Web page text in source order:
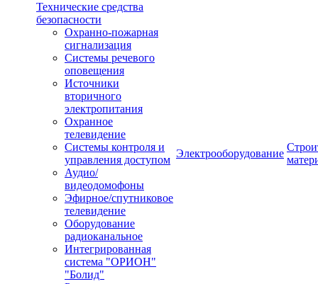
Технические средства
безопасности
Охранно-пожарная
сигнализация
Системы речевого
оповещения
Источники
вторичного
электропитания
Охранное
телевидение
Системы контроля и
управления доступом
Аудио/
видеодомофоны
Эфирное/спутниковое
телевидение
Оборудование
радиоканальное
Интегрированная
система "ОРИОН"
"Болид"
Электрооборудование